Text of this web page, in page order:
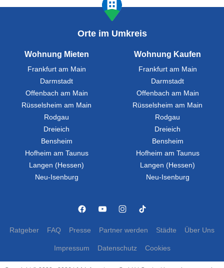
Orte im Umkreis
Wohnung Mieten
Frankfurt am Main
Darmstadt
Offenbach am Main
Rüsselsheim am Main
Rodgau
Dreieich
Bensheim
Hofheim am Taunus
Langen (Hessen)
Neu-Isenburg
Wohnung Kaufen
Frankfurt am Main
Darmstadt
Offenbach am Main
Rüsselsheim am Main
Rodgau
Dreieich
Bensheim
Hofheim am Taunus
Langen (Hessen)
Neu-Isenburg
Ratgeber FAQ Presse Partner werden Städte Über Uns
Impressum Datenschutz Cookies